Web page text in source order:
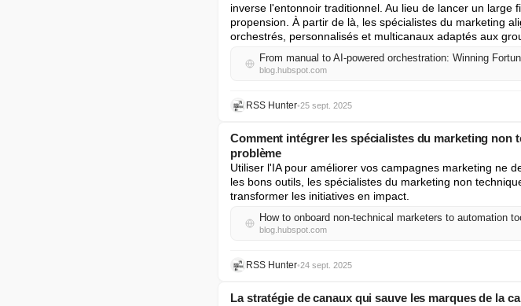
inverse l'entonnoir traditionnel. Au lieu de lancer un large
propension. À partir de là, les spécialistes du marketing
orchestrés, personnalisés et multicanaux adaptés aux
From manual to AI-powered orchestration: Winning
blog.hubspot.com
RSS Hunter•25 sept. 2025
Comment intégrer les spécialistes du marketing
problème
Utiliser l'IA pour améliorer vos campagnes marketing ne
les bons outils, les spécialistes du marketing non
transformer les initiatives en impact.
How to onboard non-technical marketers to automation
blog.hubspot.com
RSS Hunter•24 sept. 2025
La stratégie de canaux qui sauve les marques de la